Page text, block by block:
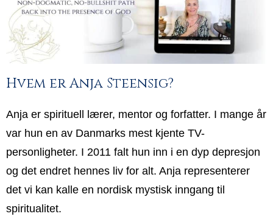
Hvem er Anja Steensig?
Anja er spirituell lærer, mentor og forfatter. I mange år
var hun en av Danmarks mest kjente TV-
personligheter. I 2011 falt hun inn i en dyp depresjon
og det endret hennes liv for alt. Anja representerer
det vi kan kalle en nordisk mystisk inngang til
spiritualitet.